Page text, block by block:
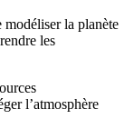
la planète
les
l’atmosphère